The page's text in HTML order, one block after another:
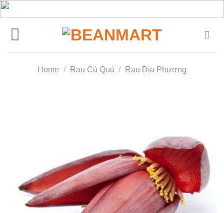
Skip
to
content
Home / Rau Củ Quả / Rau Địa Phương